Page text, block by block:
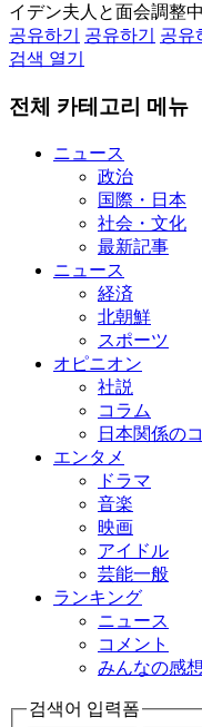
イデン夫人と面会調整中
공유하기
공유하기
공유
검색 열기
전체 카테고리 메뉴
ニュース
政治
国際・日本
社会・文化
最新記事
ニュース
経済
北朝鮮
スポーツ
オピニオン
社説
コラム
日本関係の
エンタメ
ドラマ
音楽
映画
アイドル
芸能一般
ランキング
ニュース
コメント
みんなの感想
검색어 입력폼